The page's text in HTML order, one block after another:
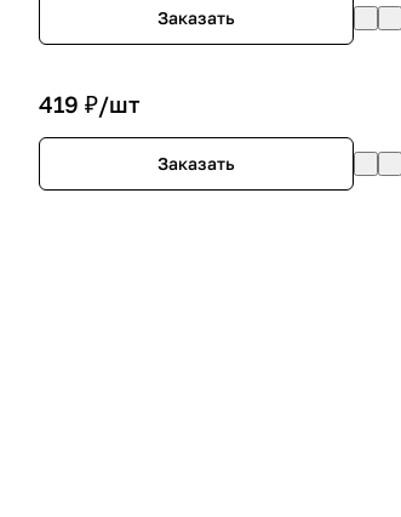
Заказать
419 ₽/шт
Заказать